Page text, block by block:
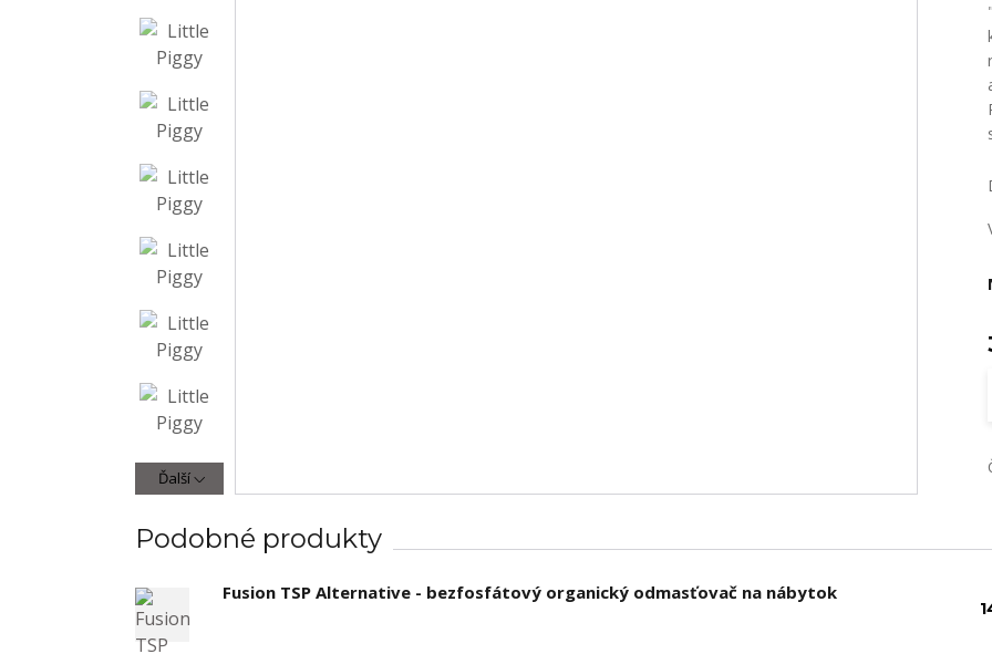
Ďalší
Podobné produkty
Fusion TSP Alternative - bezfosfátový organický odmasťovač na nábytok